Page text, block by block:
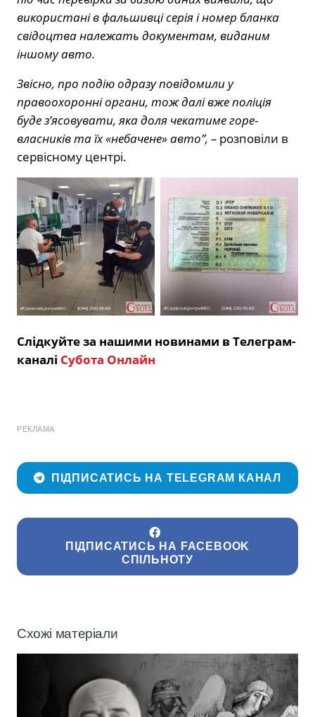
використані в фальшивці серія і номер бланка
свідоцтва належать документам, виданим
іншому авто.
Звісно, про подію одразу повідомили у
правоохоронні органи, тож далі вже поліція
буде з’ясовувати, яка доля чекатиме горе-
власників та їх «небачене» авто”, – розповіли в
сервісному центрі.
Слідкуйте за нашими новинами в Телеграм-
каналі Субота Онлайн
РЕКЛАМА
ПІДПИСАТИСЬ НА TELEGRAM КАНАЛ
ПІДПИСАТИСЬ НА FACEBOOK
СПІЛЬНОТУ
Схожі матеріали